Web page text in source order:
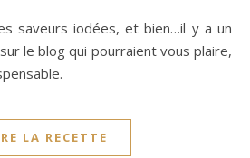
saveurs iodées, et bien…il y a un
le blog qui pourraient vous plaire,
LA RECETTE